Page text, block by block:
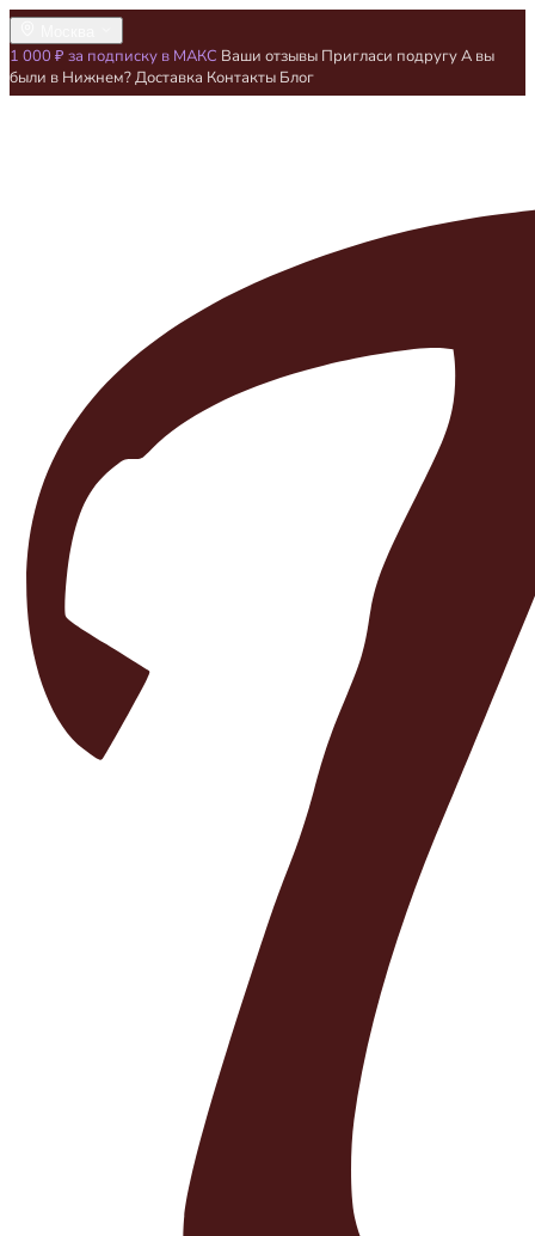
1 000 ₽ за подписку в МАКС Ваши отзывы Пригласи подругуА вы
были в Нижнем?Доставка Контакты Блог